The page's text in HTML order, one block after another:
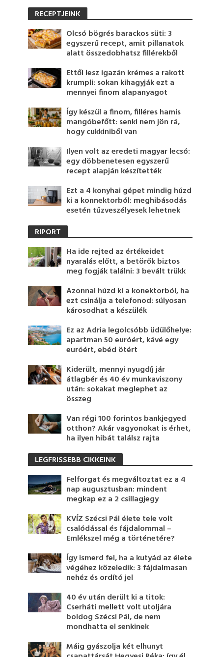
RECEPTJEINK
Olcsó bögrés barackos süti: 3
egyszerű recept, amit pillanatok
alatt összedobhatsz fillérekből
Ettől lesz igazán krémes a rakott
krumpli: sokan kihagyják ezt a
mennyei finom alapanyagot
Így készül a finom, filléres hamis
mangóbefőtt: senki nem jön rá,
hogy cukkiniből van
Ilyen volt az eredeti magyar lecsó:
egy döbbenetesen egyszerű
recept alapján készítették
Ezt a 4 konyhai gépet mindig húzd
ki a konnektorból: meghibásodás
esetén tűzveszélyesek lehetnek
RIPORT
Ha ide rejted az értékeidet
nyaralás előtt, a betörők biztos
meg fogják találni: 3 bevált trükk
Azonnal húzd ki a konektorból, ha
ezt csinálja a telefonod: súlyosan
károsodhat a készülék
Ez az Adria legolcsóbb üdülőhelye:
apartman 50 euróért, kávé egy
euróért, ebéd ötért
Kiderült, mennyi nyugdíj jár
átlagbér és 40 év munkaviszony
után: sokakat meglephet az
összeg
Van régi 100 forintos bankjegyed
otthon? Akár vagyonokat is érhet,
ha ilyen hibát találsz rajta
LEGFRISSEBB CIKKEINK
Felforgat és megváltoztat ez a 4
nap augusztusban: mindent
megkap ez a 2 csillagjegy
KVÍZ Szécsi Pál élete tele volt
csalódással és fájdalommal –
Emlékszel még a történetére?
Így ismerd fel, ha a kutyád az élete
végéhez közeledik: 3 fájdalmasan
nehéz és ordító jel
40 év után derült ki a titok:
Cserháti mellett volt utoljára
boldog Szécsi Pál, de nem
mondhatta el senkinek
Máig gyászolja két elhunyt